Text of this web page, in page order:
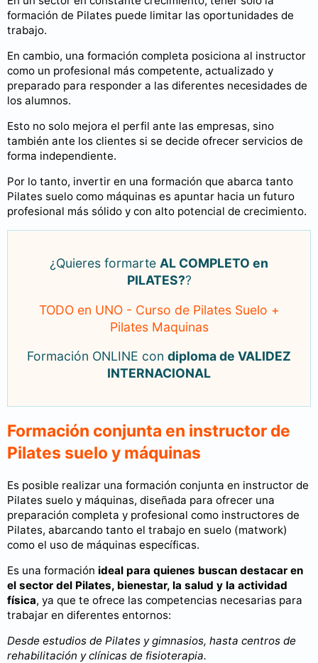
formación de Pilates puede limitar las oportunidades de
trabajo.
En cambio, una formación completa posiciona al instructor
como un profesional más competente, actualizado y
preparado para responder a las diferentes necesidades de
los alumnos.
Esto no solo mejora el perfil ante las empresas, sino
también ante los clientes si se decide ofrecer servicios de
forma independiente.
Por lo tanto, invertir en una formación que abarca tanto
Pilates suelo como máquinas es apuntar hacia un futuro
profesional más sólido y con alto potencial de crecimiento.
¿Quieres formarte AL COMPLETO en
PILATES??
TODO en UNO - Curso de Pilates Suelo +
Pilates Maquinas
Formación ONLINE con diploma de VALIDEZ
INTERNACIONAL
Formación conjunta en instructor de
Pilates suelo y máquinas
Es posible realizar una formación conjunta en instructor de
Pilates suelo y máquinas, diseñada para ofrecer una
preparación completa y profesional como instructores de
Pilates, abarcando tanto el trabajo en suelo (matwork)
como el uso de máquinas específicas.
Es una formación ideal para quienes buscan destacar en
el sector del Pilates, bienestar, la salud y la actividad
física, ya que te ofrece las competencias necesarias para
trabajar en diferentes entornos:
Desde estudios de Pilates y gimnasios, hasta centros de
rehabilitación y clínicas de fisioterapia.